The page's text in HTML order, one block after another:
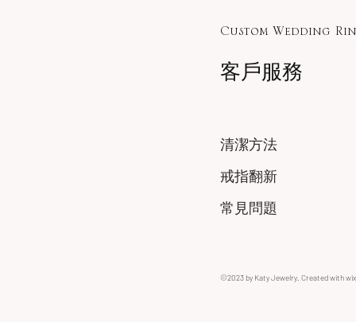
Custom Wedding
客戶服務
清潔方法
戒指翻新
常見問題
©2023 by Katy Jewelry. Created with